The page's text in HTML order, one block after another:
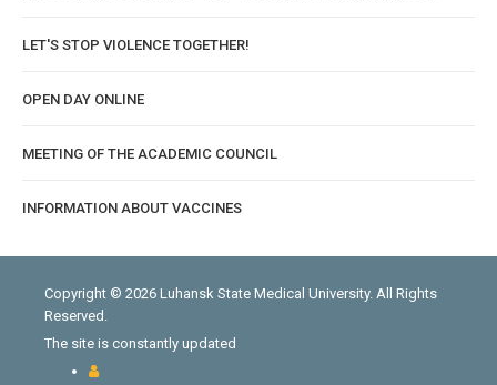
LET'S STOP VIOLENCE TOGETHER!
OPEN DAY ONLINE
MEETING OF THE ACADEMIC COUNCIL
INFORMATION ABOUT VACCINES
Copyright © 2026 Luhansk State Medical University. All Rights
Reserved.
The site is constantly updated